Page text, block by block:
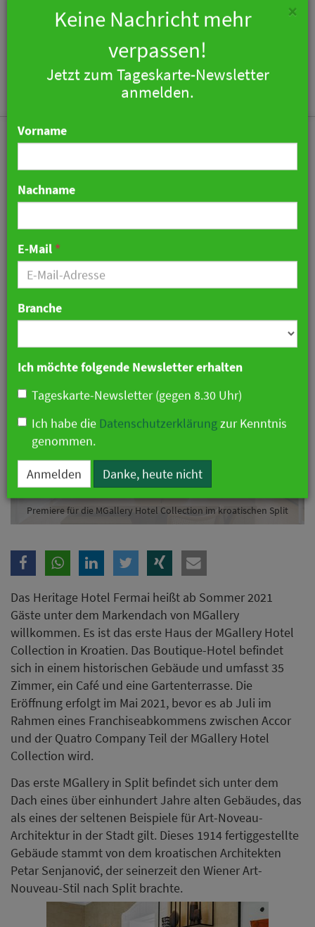
Premiere für die MGallery
Hotel Collection im
kroatischen Split
26. April 2021 16:33 Uhr
Premiere für die MGallery Hotel Collection im kroatischen Split
Das Heritage Hotel Fermai heißt ab Sommer 2021
Gäste unter dem Markendach von MGallery
willkommen. Es ist das erste Haus der MGallery Hotel
Collection in Kroatien. Das Boutique-Hotel befindet
sich in einem historischen Gebäude und umfasst 35
Zimmer, ein Café und eine Gartenterrasse. Die
Eröffnung erfolgt im Mai 2021, bevor es ab Juli im
Rahmen eines Franchiseabkommens zwischen Accor
und der Quatro Company Teil der MGallery Hotel
Collection wird.
Das erste MGallery in Split befindet sich unter dem
Dach eines über einhundert Jahre alten Gebäudes, das
als eines der seltenen Beispiele für Art-Noveau-
Architektur in der Stadt gilt. Dieses 1914 fertiggestellte
Gebäude stammt von dem kroatischen Architekten
Petar Senjanović, der seinerzeit den Wiener Art-
Nouveau-Stil nach Split brachte.
Keine Nachricht mehr
verpassen!
Jetzt zum Tageskarte-Newsletter
Vorname
Nachname
E-Mail*
Branche
Ich habe die
Anmelden Danke, heute nicht